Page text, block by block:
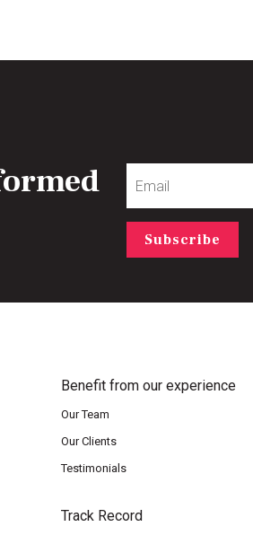
Subscribe
Benefit from our experience
Our Team
Our Clients
Testimonials
Track Record